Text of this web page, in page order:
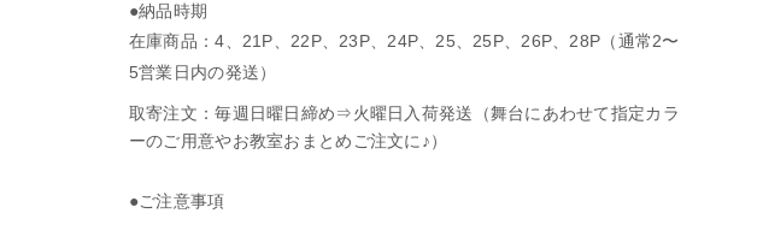
●納品時期
在庫商品：4、21P、22P、23P、24P、25、25P、26P、28P（通常2〜
5営業日内の発送）
取寄注文：毎週日曜日締め⇒火曜日入荷発送（舞台にあわせて指定カラ
ーのご用意やお教室おまとめご注文に♪）
●ご注意事項